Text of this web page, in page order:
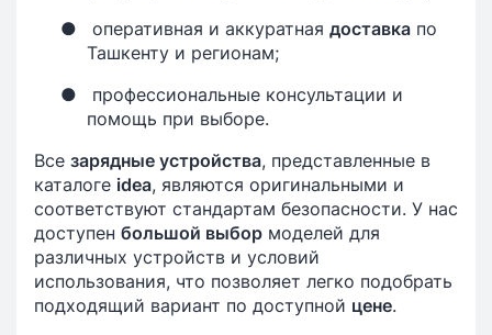
●
оперативная и аккуратная доставка по
Ташкенту и регионам;
●
профессиональные консультации и
помощь при выборе.
Все зарядные устройства, представленные в
каталоге idea, являются оригинальными и
соответствуют стандартам безопасности. У нас
доступен большой выбор моделей для
различных устройств и условий
использования, что позволяет легко подобрать
подходящий вариант по доступной цене.